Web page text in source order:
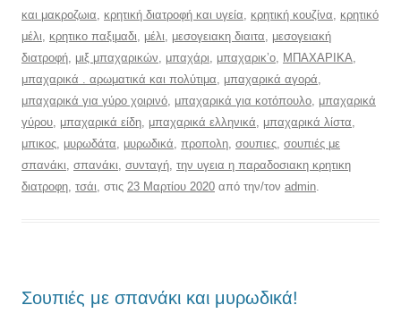
και μακροζωια, κρητική διατροφή και υγεία, κρητική κουζίνα, κρητικό
μέλι, κρητικο παξιμαδι, μέλι, μεσογειακη διαιτα, μεσογειακή
διατροφή, μιξ μπαχαρικών, μπαχάρι, μπαχαρικ’ο, ΜΠΑΧΑΡΙΚΑ,
μπαχαρικά . αρωματικά και πολύτιμα, μπαχαρικά αγορά,
μπαχαρικά για γύρο χοιρινό, μπαχαρικά για κοτόπουλο, μπαχαρικά
γύρου, μπαχαρικά είδη, μπαχαρικά ελληνικά, μπαχαρικά λίστα,
μπικος, μυρωδάτα, μυρωδικά, προπολη, σουπιες, σουπιές με
σπανάκι, σπανάκι, συνταγή, την υγεια η παραδοσιακη κρητικη
διατροφη, τσάι, στις 23 Μαρτίου 2020 από την/τον admin.
Σουπιές με σπανάκι και μυρωδικά!